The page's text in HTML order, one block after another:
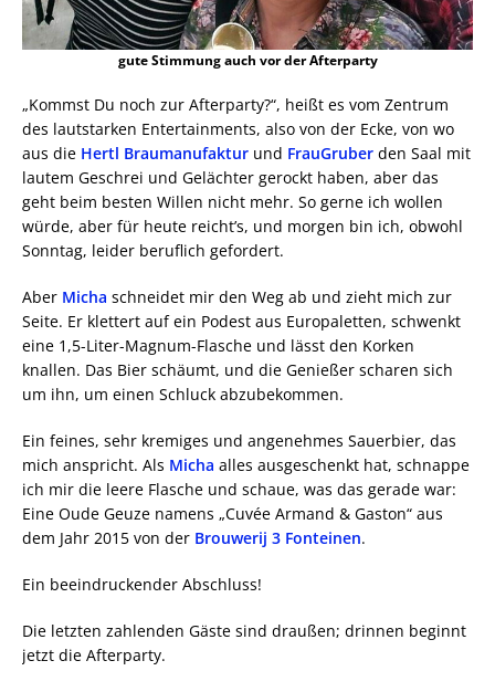
gute Stimmung auch vor der Afterparty
„Kommst Du noch zur Afterparty?“, heißt es vom Zentrum
des lautstarken Entertainments, also von der Ecke, von wo
aus die Hertl Braumanufaktur und FrauGruber den Saal mit
lautem Geschrei und Gelächter gerockt haben, aber das
geht beim besten Willen nicht mehr. So gerne ich wollen
würde, aber für heute reicht’s, und morgen bin ich, obwohl
Sonntag, leider beruflich gefordert.
Aber Micha schneidet mir den Weg ab und zieht mich zur
Seite. Er klettert auf ein Podest aus Europaletten, schwenkt
eine 1,5-Liter-Magnum-Flasche und lässt den Korken
knallen. Das Bier schäumt, und die Genießer scharen sich
um ihn, um einen Schluck abzubekommen.
Ein feines, sehr kremiges und angenehmes Sauerbier, das
mich anspricht. Als Micha alles ausgeschenkt hat, schnappe
ich mir die leere Flasche und schaue, was das gerade war:
Eine Oude Geuze namens „Cuvée Armand & Gaston“ aus
dem Jahr 2015 von der Brouwerij 3 Fonteinen.
Ein beeindruckender Abschluss!
Die letzten zahlenden Gäste sind draußen; drinnen beginnt
jetzt die Afterparty.